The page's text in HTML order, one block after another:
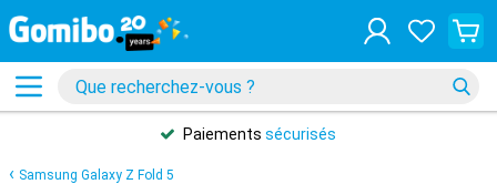
Paiements sécurisés
Samsung Galaxy Z Fold 5